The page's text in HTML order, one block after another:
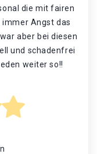
die mit fairen
immer Angst das
aber bei diesen
und schadenfrei
weiter so!!